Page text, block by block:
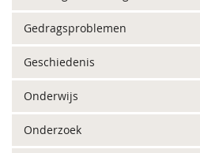
Gedragsproblemen
Geschiedenis
Onderwijs
Onderzoek